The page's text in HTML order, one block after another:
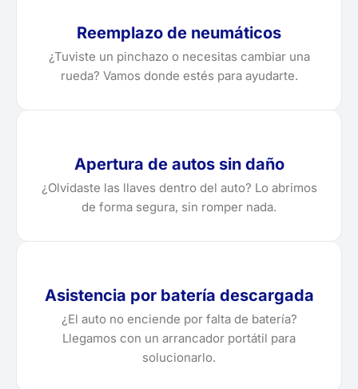
Reemplazo de neumáticos
¿Tuviste un pinchazo o necesitas cambiar una
rueda? Vamos donde estés para ayudarte.
Apertura de autos sin daño
¿Olvidaste las llaves dentro del auto? Lo abrimos
de forma segura, sin romper nada.
Asistencia por batería descargada
¿El auto no enciende por falta de batería?
Llegamos con un arrancador portátil para
solucionarlo.